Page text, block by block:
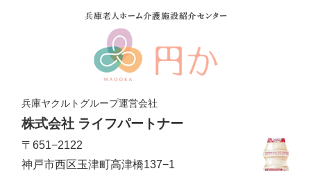
兵庫ヤクルトグループ運営会社
株式会社 ライフパートナー
〒651−2122
神戸市西区玉津町高津橋137−1